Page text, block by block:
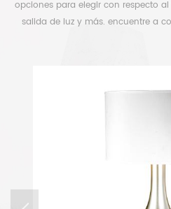
opciones para elegir con respecto
salida de luz y más. encuentre a